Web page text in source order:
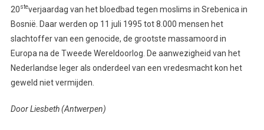
20steverjaardag van het bloedbad tegen moslims in Srebenica in
Bosnië. Daar werden op 11 juli 1995 tot 8.000 mensen het
slachtoffer van een genocide, de grootste massamoord in
Europa na de Tweede Wereldoorlog. De aanwezigheid van het
Nederlandse leger als onderdeel van een vredesmacht kon het
geweld niet vermijden.
Door Liesbeth (Antwerpen)